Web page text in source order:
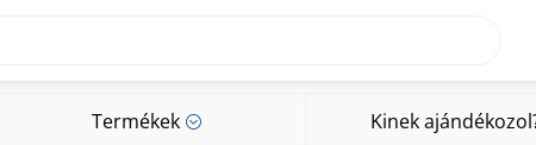
Termékek ; Kinek